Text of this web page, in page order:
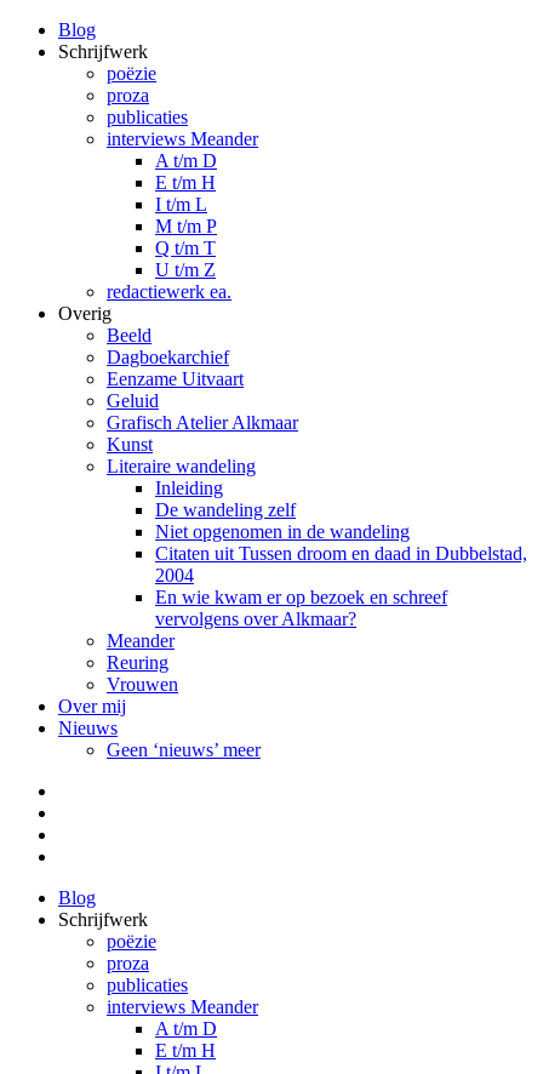
Blog
Schrijfwerk
poëzie
proza
publicaties
interviews Meander
A t/m D
E t/m H
I t/m L
M t/m P
Q t/m T
U t/m Z
redactiewerk ea.
Overig
Beeld
Dagboekarchief
Eenzame Uitvaart
Geluid
Grafisch Atelier Alkmaar
Kunst
Literaire wandeling
Inleiding
De wandeling zelf
Niet opgenomen in de wandeling
Citaten uit Tussen droom en daad in Dubbelstad,
2004
En wie kwam er op bezoek en schreef
vervolgens over Alkmaar?
Meander
Reuring
Vrouwen
Over mij
Nieuws
Geen ‘nieuws’ meer
Blog
Schrijfwerk
poëzie
proza
publicaties
interviews Meander
A t/m D
E t/m H